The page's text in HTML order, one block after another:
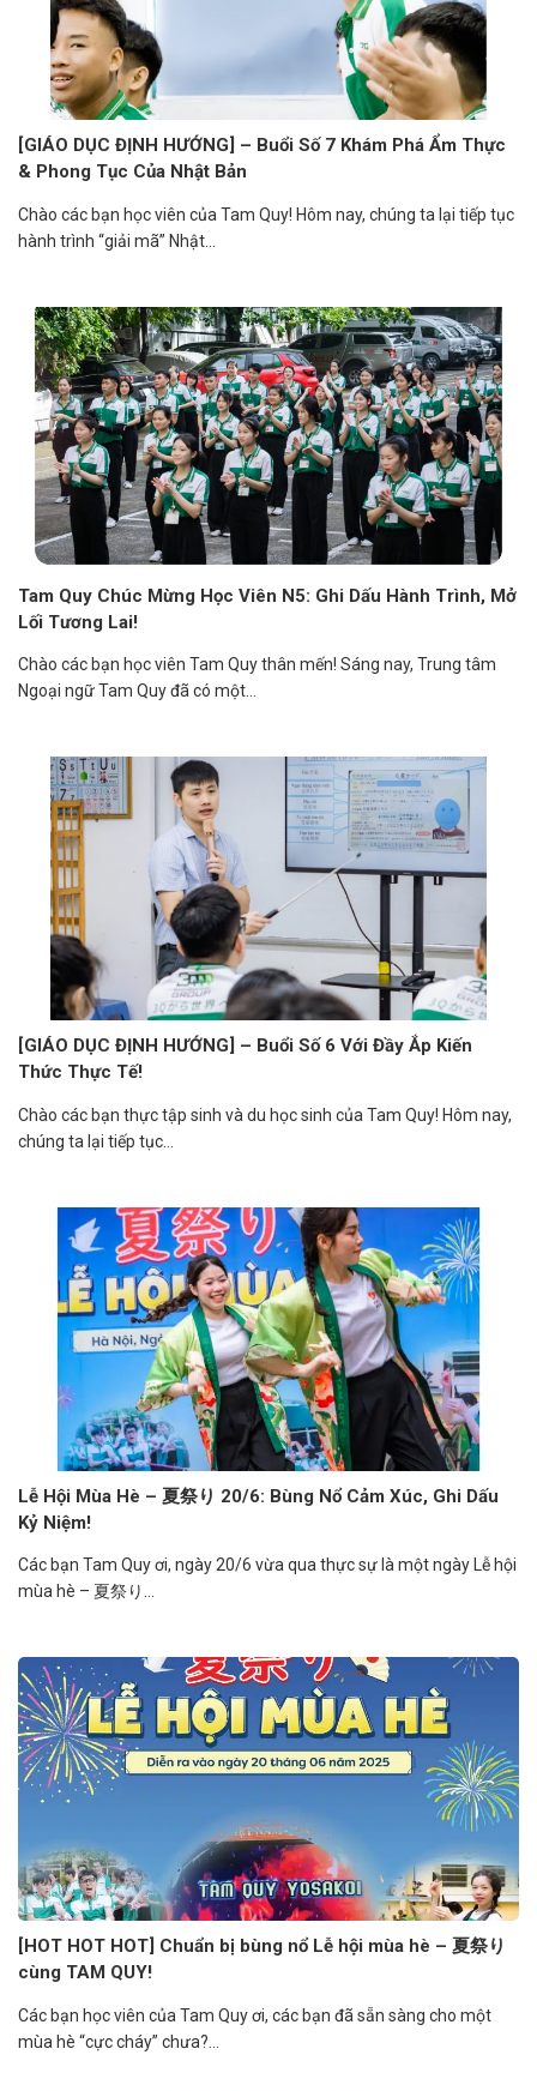
[GIÁO DỤC ĐỊNH HƯỚNG] – Buổi Số 7 Khám Phá Ẩm Thực
& Phong Tục Của Nhật Bản
Chào các bạn học viên của Tam Quy! Hôm nay, chúng ta lại tiếp tục
hành trình “giải mã” Nhật...
Tam Quy Chúc Mừng Học Viên N5: Ghi Dấu Hành Trình, Mở
Lối Tương Lai!
Chào các bạn học viên Tam Quy thân mến! Sáng nay, Trung tâm
Ngoại ngữ Tam Quy đã có một...
[GIÁO DỤC ĐỊNH HƯỚNG] – Buổi Số 6 Với Đầy Ắp Kiến
Thức Thực Tế!
Chào các bạn thực tập sinh và du học sinh của Tam Quy! Hôm nay,
chúng ta lại tiếp tục...
Lễ Hội Mùa Hè – 夏祭り 20/6: Bùng Nổ Cảm Xúc, Ghi Dấu
Kỷ Niệm!
Các bạn Tam Quy ơi, ngày 20/6 vừa qua thực sự là một ngày Lễ hội
mùa hè – 夏祭り...
[HOT HOT HOT] Chuẩn bị bùng nổ Lễ hội mùa hè – 夏祭り
cùng TAM QUY!
Các bạn học viên của Tam Quy ơi, các bạn đã sẵn sàng cho một
mùa hè “cực cháy” chưa?...